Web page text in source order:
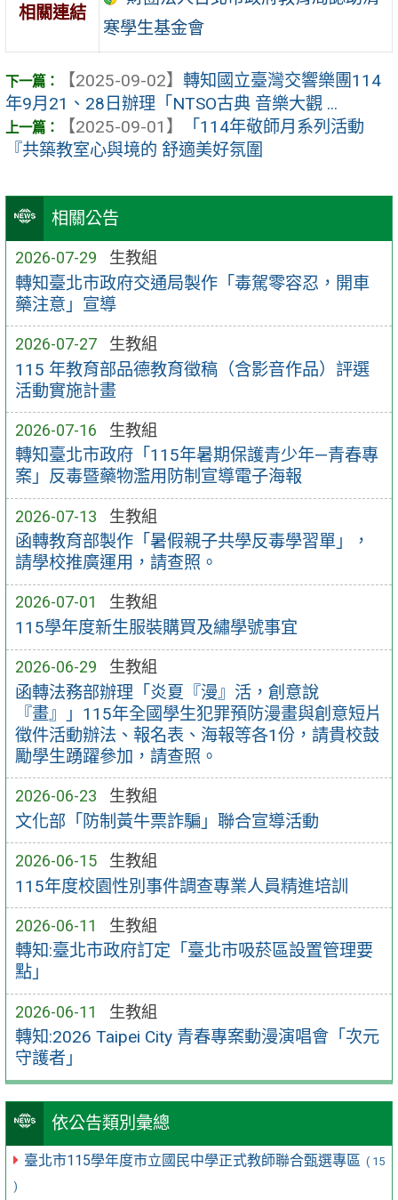
相關公告
2026-07-29 生教組
轉知臺北市政府交通局製作「毒駕零容忍，開車
藥注意」宣導
2026-07-27 生教組
115 年教育部品德教育徵稿（含影音作品）評選
活動實施計畫
2026-07-16 生教組
轉知臺北市政府「115年暑期保護青少年—青春專
案」反毒暨藥物濫用防制宣導電子海報
2026-07-13 生教組
函轉教育部製作「暑假親子共學反毒學習單」，
請學校推廣運用，請查照。
2026-07-01 生教組
115學年度新生服裝購買及繡學號事宜
2026-06-29 生教組
函轉法務部辦理「炎夏『漫』活，創意說
『畫』」115年全國學生犯罪預防漫畫與創意短片
徵件活動辦法、報名表、海報等各1份，請貴校鼓
勵學生踴躍參加，請查照。
2026-06-23 生教組
文化部「防制黃牛票詐騙」聯合宣導活動
2026-06-15 生教組
115年度校園性別事件調查專業人員精進培訓
2026-06-11 生教組
轉知:臺北市政府訂定「臺北市吸菸區設置管理要
點」
2026-06-11 生教組
轉知:2026 Taipei City 青春專案動漫演唱會「次元
守護者」
依公告類別彙總
臺北市115學年度市立國民中學正式教師聯合甄選專區 ( 15
)
相關連結
寒學生基金會
【2025-09-02】 轉知國立臺灣交響樂團114
年9月21、28日辦理「NTSO古典 音樂大觀 ...
【2025-09-01】
「114年敬師月系列活動
『共築教室心與境的 舒適美好氛圍